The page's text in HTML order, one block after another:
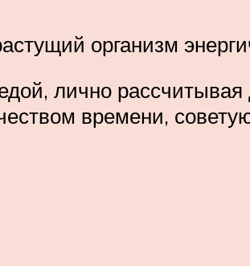
организм
лично рассчитывая
времени,